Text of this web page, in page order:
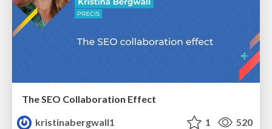
The SEO Collaboration Effect
kristinabergwall1
1 520